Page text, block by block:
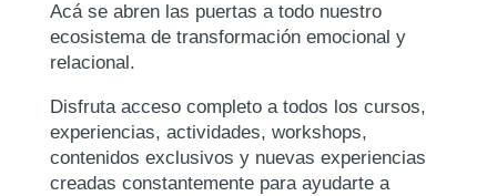
Acá se abren las puertas a todo nuestro
ecosistema de transformación emocional y
relacional.
Disfruta acceso completo a todos los cursos,
experiencias, actividades, workshops,
contenidos exclusivos y nuevas experiencias
creadas constantemente para ayudarte a